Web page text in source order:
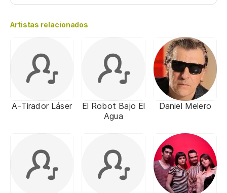
Artistas relacionados
A-Tirador Láser
El Robot Bajo El
Agua
Daniel Melero